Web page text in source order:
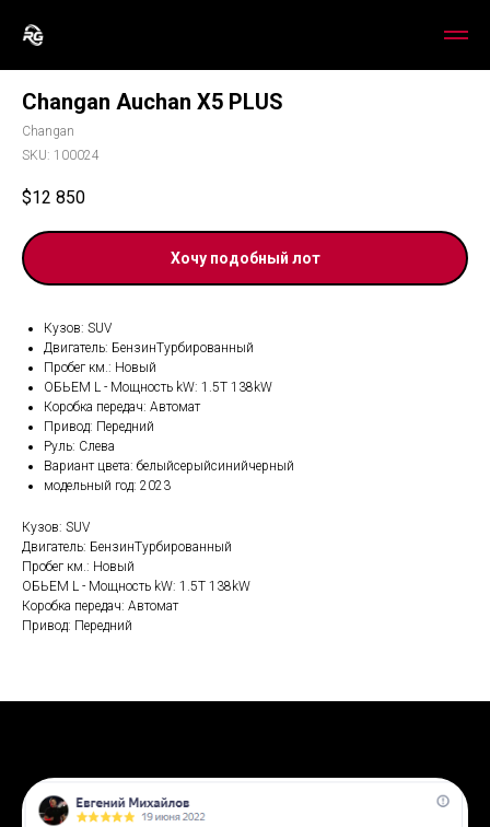
Changan Auchan X5 PLUS
Changan
SKU: 100024
$12 850
Хочу подобный лот
Кузов: SUV
Двигатель: БензинТурбированный
Пробег км.: Новый
ОБЬЕМ L - Мощность kW: 1.5T 138kW
Коробка передач: Автомат
Привод: Передний
Руль: Слева
Вариант цвета: белыйсерыйсинийчерный
модельный год: 2023
Кузов: SUV
Двигатель: БензинТурбированный
Пробег км.: Новый
ОБЬЕМ L - Мощность kW: 1.5T 138kW
Коробка передач: Автомат
Привод: Передний